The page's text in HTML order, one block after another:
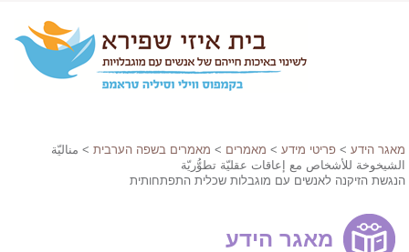
מאגר הידע > פריטי מידע > מאמרים > מאמרים בשפה הערבית > مناليّة
الشيخوخة للأشخاص مع إعاقات عقليّة تطوُّريّة
הנגשת הזיקנה לאנשים עם מוגבלות שכלית התפתחותית
מאגר הידע